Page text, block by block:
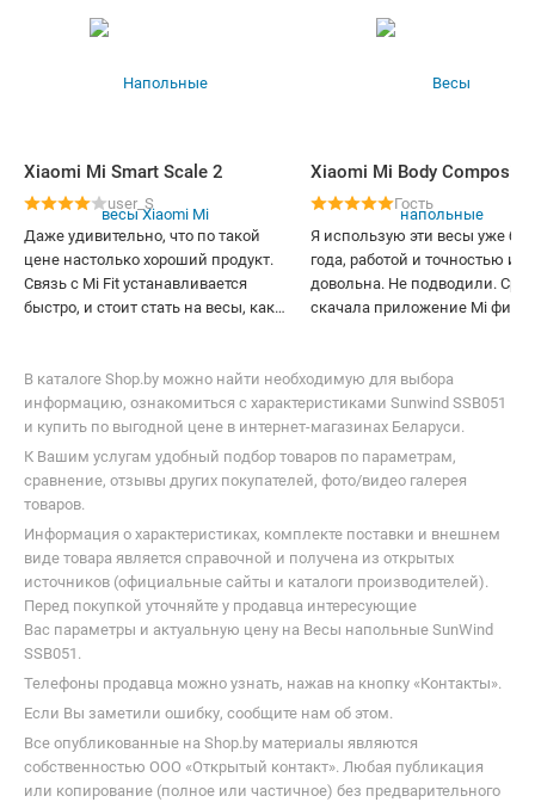
Xiaomi Mi Smart Scale 2
user_S
Даже удивительно, что по такой
цене настолько хороший продукт.
Связь с Mi Fit устанавливается
быстро, и стоит стать на весы, как
Единственным небольшим
минусом является странная
синхронизация с Samsung Health.
Чтобы синхронизировать данные,
нужно дополнительно установить
Mi Fit и провести синхронизацию
все в порядке: весы имеют
прочные негладкие опоры,
Гость
Я использую эти весы уже
года, работой и точностью их
довольна. Не подводили.
скачала приложение Mi фит и
версии меня. Конечно? очень
много зависит не от весов, это
точно! Но симпатичный
стимулирует в этом деле
Приложение например не
наращиванию массы тела
обретению формы. Что еще
классно Mi Body Composition
например, посылки, и
ЗА счет того, что в
весы Mi Body Composition
встроен BIA-чип это помогает
измерить 13 параметров
В каталоге Shop.by можно найти необходимую для выбора
информацию, ознакомиться с характеристиками Sunwind SSB051
и купить по выгодной цене в интернет-магазинах Беларуси.
К Вашим услугам удобный подбор товаров по параметрам,
сравнение, отзывы других покупателей, фото/видео галерея
товаров.
Информация о характеристиках, комплекте поставки и внешнем
виде товара является справочной и получена из открытых
источников (официальные сайты и каталоги производителей).
Перед покупкой уточняйте у продавца интересующие
Вас параметры и актуальную цену на Весы напольные SunWind
SSB051.
Телефоны продавца можно узнать, нажав на кнопку «Контакты».
Если Вы заметили ошибку, сообщите нам об этом.
Все опубликованные на Shop.by материалы являются
собственностью ООО «Открытый контакт». Любая публикация
или копирование (полное или частичное) без предварительного